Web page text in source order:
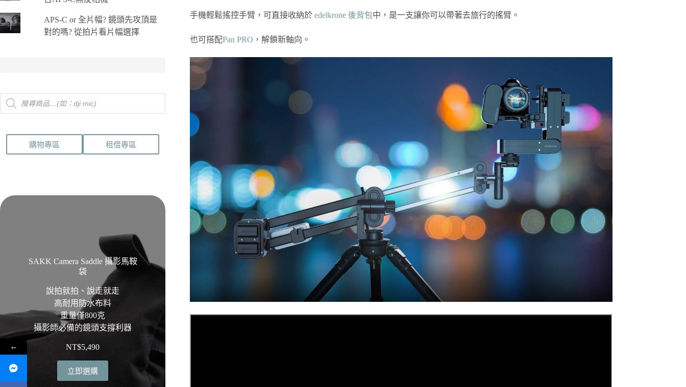
手機輕鬆搖控手臂，可直接收納於 edelkrone 後背包中，是一支讓你可以帶著去旅行的搖臂。
也可搭配Pan PRO ，解鎖新軸向。
APS-C or 全片幅? 鏡頭先攻頂是
對的嗎? 從拍片看片幅選擇
Products
search
購物專區 租借專區
SAKK Camera Saddle 攝影馬鞍
袋
說拍就拍、說走就走
高耐用防水布料
重量僅800克
攝影師必備的鏡頭支撐利器
NT$5,490
立即選購
←